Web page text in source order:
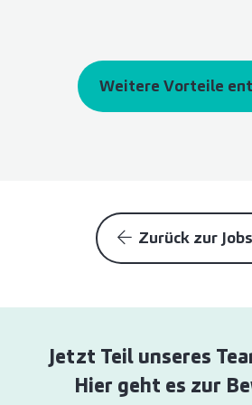
Weitere Vorteile
Zurück zur
Jetzt Teil unseres
Hier geht es zur